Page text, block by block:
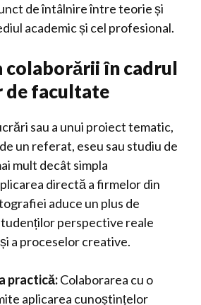
de întâlnire între teorie și
academic și cel profesional.
colaborării în cadrul
facultate
sau a unui proiect tematic,
un referat, eseu sau studiu de
mult decât simpla
directă a firmelor din
aduce un plus de
perspective reale
a proceselor creative.
practică:Colaborarea cu o
aplicarea cunoștințelor